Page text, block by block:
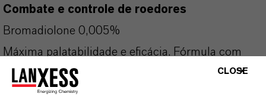
Combate e controle de roedores
Bromadiolone 0,005%
Máxima palatabilidade e eﬁcácia. Fórmula com
altíssima atratividade. Isca fresca.
CLOSE